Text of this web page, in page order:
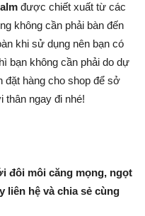
được chiết xuất từ các
không cần phải bàn đến
khi sử dụng nên bạn có
bạn không cần phải do dự
đặt hàng cho shop để sở
thân ngay đi nhé!
đôi môi căng mọng, ngọt
liên hệ và chia sẻ cùng